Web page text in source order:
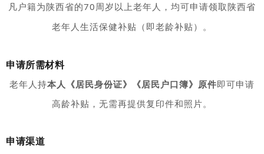
凡户籍为陕西省的70周岁以上老年人，均可申请领取陕西省
老年人生活保健补贴（即老龄补贴）。
申请所需材料
老年人持本人《居民身份证》《居民户口簿》原件即可申请
高龄补贴，无需再提供复印件和照片。
申请渠道